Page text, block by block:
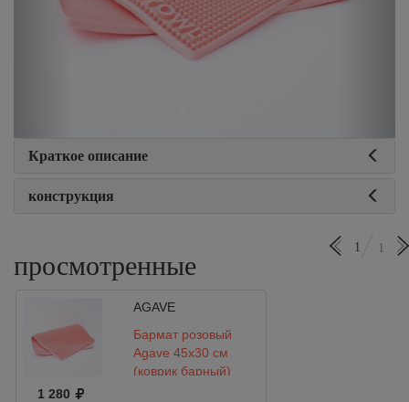
Краткое описание
конструкция
просмотренные
1 1
AGAVE
Бармат розовый
Agave 45х30 см
(коврик барный)
1 280